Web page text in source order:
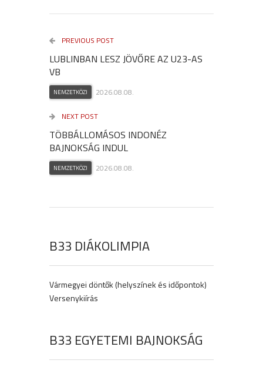
PREVIOUS POST
LUBLINBAN LESZ JÖVŐRE AZ U23-AS
VB
NEMZETKÖZI 2026.08.08.
NEXT POST
TÖBBÁLLOMÁSOS INDONÉZ
BAJNOKSÁG INDUL
NEMZETKÖZI 2026.08.08.
B33 DIÁKOLIMPIA
Vármegyei döntők (helyszínek és időpontok)
Versenykiírás
B33 EGYETEMI BAJNOKSÁG